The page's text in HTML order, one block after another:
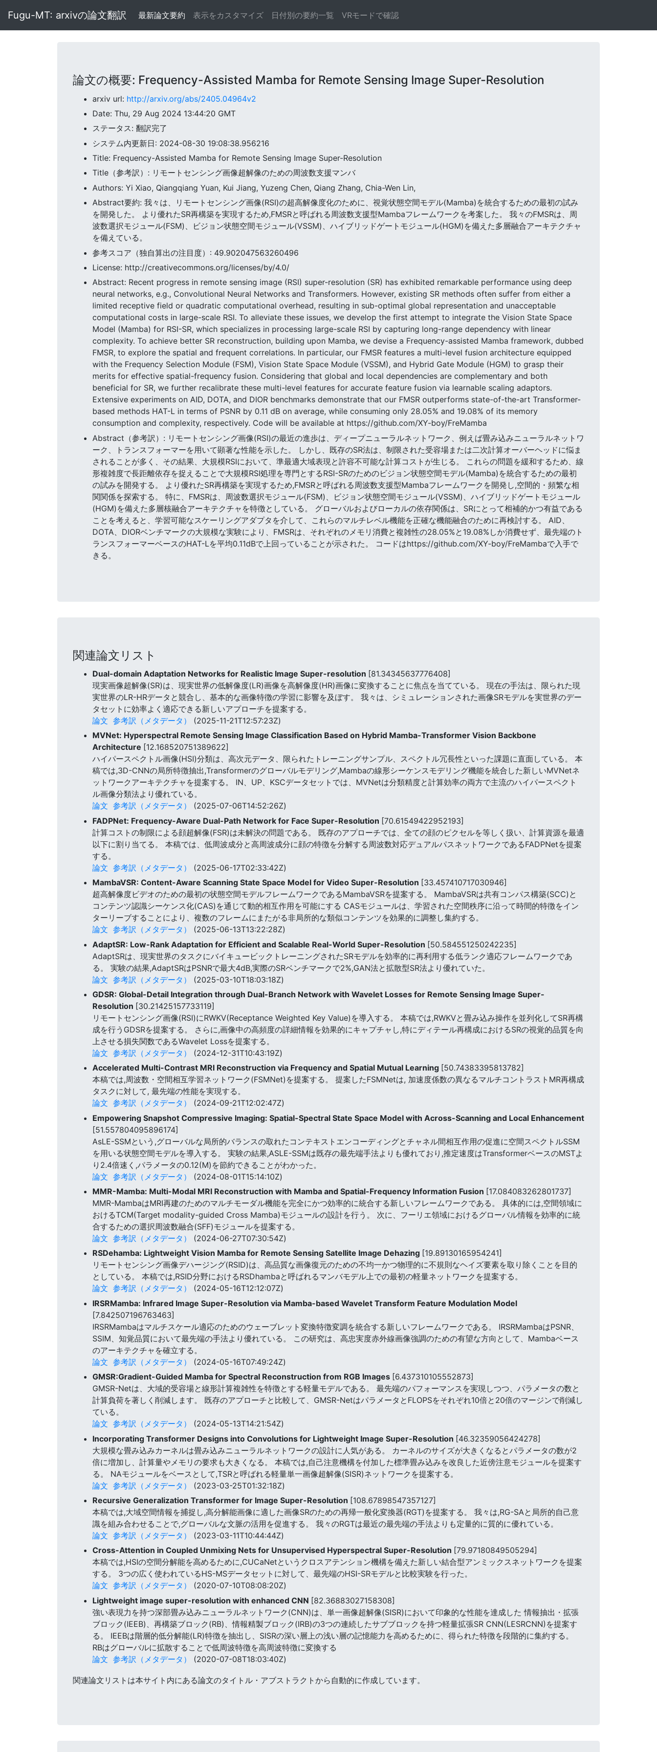
Fugu-MT: arxivの論文翻訳 最新論文要約 表示をカスタマイズ 日付別の要約一覧 VRモードで確認
論文の概要: Frequency-Assisted Mamba for Remote Sensing Image Super-Resolution
arxiv url: http://arxiv.org/abs/2405.04964v2
Date: Thu, 29 Aug 2024 13:44:20 GMT
ステータス: 翻訳完了
システム内更新日: 2024-08-30 19:08:38.956216
Title: Frequency-Assisted Mamba for Remote Sensing Image Super-Resolution
Title（参考訳）: リモートセンシング画像超解像のための周波数支援マンバ
Authors: Yi Xiao, Qiangqiang Yuan, Kui Jiang, Yuzeng Chen, Qiang Zhang, Chia-Wen Lin,
Abstract要約: 我々は、リモートセンシング画像(RSI)の超高解像度化のために、視覚状態空間モデル(Mamba)を統合するための最初の試み
を開発した。 より優れたSR再構築を実現するため,FMSRと呼ばれる周波数支援型Mambaフレームワークを考案した。 我々のFMSRは、周
波数選択モジュール(FSM)、ビジョン状態空間モジュール(VSSM)、ハイブリッドゲートモジュール(HGM)を備えた多層融合アーキテクチャ
を備えている。
参考スコア（独自算出の注目度）: 49.902047563260496
License: http://creativecommons.org/licenses/by/4.0/
Abstract: Recent progress in remote sensing image (RSI) super-resolution (SR) has exhibited remarkable performance using deep
neural networks, e.g., Convolutional Neural Networks and Transformers. However, existing SR methods often suffer from either a
limited receptive field or quadratic computational overhead, resulting in sub-optimal global representation and unacceptable
computational costs in large-scale RSI. To alleviate these issues, we develop the first attempt to integrate the Vision State Space
Model (Mamba) for RSI-SR, which specializes in processing large-scale RSI by capturing long-range dependency with linear
complexity. To achieve better SR reconstruction, building upon Mamba, we devise a Frequency-assisted Mamba framework, dubbed
FMSR, to explore the spatial and frequent correlations. In particular, our FMSR features a multi-level fusion architecture equipped
with the Frequency Selection Module (FSM), Vision State Space Module (VSSM), and Hybrid Gate Module (HGM) to grasp their
merits for effective spatial-frequency fusion. Considering that global and local dependencies are complementary and both
beneficial for SR, we further recalibrate these multi-level features for accurate feature fusion via learnable scaling adaptors.
Extensive experiments on AID, DOTA, and DIOR benchmarks demonstrate that our FMSR outperforms state-of-the-art Transformer-
based methods HAT-L in terms of PSNR by 0.11 dB on average, while consuming only 28.05% and 19.08% of its memory
consumption and complexity, respectively. Code will be available at https://github.com/XY-boy/FreMamba
Abstract（参考訳）: リモートセンシング画像(RSI)の最近の進歩は、ディープニューラルネットワーク、例えば畳み込みニューラルネットワ
ーク、トランスフォーマーを用いて顕著な性能を示した。 しかし、既存のSR法は、制限された受容場または二次計算オーバーヘッドに悩ま
されることが多く、その結果、大規模RSIにおいて、準最適大域表現と許容不可能な計算コストが生じる。 これらの問題を緩和するため、線
形複雑度で長距離依存を捉えることで大規模RSI処理を専門とするRSI-SRのためのビジョン状態空間モデル(Mamba)を統合するための最初
の試みを開発する。 より優れたSR再構築を実現するため,FMSRと呼ばれる周波数支援型Mambaフレームワークを開発し,空間的・頻繁な相
関関係を探索する。 特に、FMSRは、周波数選択モジュール(FSM)、ビジョン状態空間モジュール(VSSM)、ハイブリッドゲートモジュール
(HGM)を備えた多層核融合アーキテクチャを特徴としている。 グローバルおよびローカルの依存関係は、SRにとって相補的かつ有益である
ことを考えると、学習可能なスケーリングアダプタを介して、これらのマルチレベル機能を正確な機能融合のために再検討する。 AID、
DOTA、DIORベンチマークの大規模な実験により、FMSRは、それぞれのメモリ消費と複雑性の28.05%と19.08%しか消費せず、最先端のト
ランスフォーマーベースのHAT-Lを平均0.11dBで上回っていることが示された。 コードはhttps://github.com/XY-boy/FreMambaで入手で
きる。
関連論文リスト
Dual-domain Adaptation Networks for Realistic Image Super-resolution [81.34345637776408]
現実画像超解像(SR)は、現実世界の低解像度(LR)画像を高解像度(HR)画像に変換することに焦点を当てている。 現在の手法は、限られた現
実世界のLR-HRデータと競合し、基本的な画像特徴の学習に影響を及ぼす。 我々は、シミュレーションされた画像SRモデルを実世界のデー
タセットに効率よく適応できる新しいアプローチを提案する。
論文 参考訳（メタデータ）
(2025-11-21T12:57:23Z)
MVNet: Hyperspectral Remote Sensing Image Classification Based on Hybrid Mamba-Transformer Vision Backbone
Architecture [12.168520751389622]
ハイパースペクトル画像(HSI)分類は、高次元データ、限られたトレーニングサンプル、スペクトル冗長性といった課題に直面している。 本
稿では,3D-CNNの局所特徴抽出,Transformerのグローバルモデリング,Mambaの線形シーケンスモデリング機能を統合した新しいMVNetネ
ットワークアーキテクチャを提案する。 IN、UP、KSCデータセットでは、MVNetは分類精度と計算効率の両方で主流のハイパースペクト
ル画像分類法より優れている。
論文 参考訳（メタデータ）
(2025-07-06T14:52:26Z)
FADPNet: Frequency-Aware Dual-Path Network for Face Super-Resolution [70.61549422952193]
計算コストの制限による顔超解像(FSR)は未解決の問題である。 既存のアプローチでは、全ての顔のピクセルを等しく扱い、計算資源を最適
以下に割り当てる。 本稿では、低周波成分と高周波成分に顔の特徴を分解する周波数対応デュアルパスネットワークであるFADPNetを提案
する。
論文 参考訳（メタデータ）
(2025-06-17T02:33:42Z)
MambaVSR: Content-Aware Scanning State Space Model for Video Super-Resolution [33.457410717030946]
超高解像度ビデオのための最初の状態空間モデルフレームワークであるMambaVSRを提案する。 MambaVSRは共有コンパス構築(SCC)と
コンテンツ認識シーケンス化(CAS)を通じて動的相互作用を可能にする CASモジュールは、学習された空間秩序に沿って時間的特徴をイン
ターリーブすることにより、複数のフレームにまたがる非局所的な類似コンテンツを効果的に調整し集約する。
論文 参考訳（メタデータ）
(2025-06-13T13:22:28Z)
AdaptSR: Low-Rank Adaptation for Efficient and Scalable Real-World Super-Resolution [50.584551250242235]
AdaptSRは、現実世界のタスクにバイキュービックトレーニングされたSRモデルを効率的に再利用する低ランク適応フレームワークであ
る。 実験の結果,AdaptSRはPSNRで最大4dB,実際のSRベンチマークで2%,GAN法と拡散型SR法より優れていた。
論文 参考訳（メタデータ）
(2025-03-10T18:03:18Z)
GDSR: Global-Detail Integration through Dual-Branch Network with Wavelet Losses for Remote Sensing Image Super-
Resolution [30.21425157733119]
リモートセンシング画像(RSI)にRWKV(Receptance Weighted Key Value)を導入する。 本稿では,RWKVと畳み込み操作を並列化してSR再構
成を行うGDSRを提案する。 さらに,画像中の高頻度の詳細情報を効果的にキャプチャし,特にディテール再構成におけるSRの視覚的品質を向
上させる損失関数であるWavelet Lossを提案する。
論文 参考訳（メタデータ）
(2024-12-31T10:43:19Z)
Accelerated Multi-Contrast MRI Reconstruction via Frequency and Spatial Mutual Learning [50.74383395813782]
本稿では,周波数・空間相互学習ネットワーク(FSMNet)を提案する。 提案したFSMNetは, 加速度係数の異なるマルチコントラストMR再構成
タスクに対して, 最先端の性能を実現する。
論文 参考訳（メタデータ）
(2024-09-21T12:02:47Z)
Empowering Snapshot Compressive Imaging: Spatial-Spectral State Space Model with Across-Scanning and Local Enhancement
[51.557804095896174]
AsLE-SSMという,グローバルな局所的バランスの取れたコンテキストエンコーディングとチャネル間相互作用の促進に空間スペクトルSSM
を用いる状態空間モデルを導入する。 実験の結果,ASLE-SSMは既存の最先端手法よりも優れており,推定速度はTransformerベースのMSTよ
り2.4倍速く,パラメータの0.12(M)を節約できることがわかった。
論文 参考訳（メタデータ）
(2024-08-01T15:14:10Z)
MMR-Mamba: Multi-Modal MRI Reconstruction with Mamba and Spatial-Frequency Information Fusion [17.084083262801737]
MMR-MambaはMRI再建のためのマルチモーダル機能を完全にかつ効率的に統合する新しいフレームワークである。 具体的には,空間領域に
おけるTCM(Target modality-guided Cross Mamba)モジュールの設計を行う。 次に、フーリエ領域におけるグローバル情報を効率的に統
合するための選択周波数融合(SFF)モジュールを提案する。
論文 参考訳（メタデータ）
(2024-06-27T07:30:54Z)
RSDehamba: Lightweight Vision Mamba for Remote Sensing Satellite Image Dehazing [19.89130165954241]
リモートセンシング画像デハージング(RSID)は、高品質な画像復元のための不均一かつ物理的に不規則なヘイズ要素を取り除くことを目的
としている。 本稿では,RSID分野におけるRSDhambaと呼ばれるマンバモデル上での最初の軽量ネットワークを提案する。
論文 参考訳（メタデータ）
(2024-05-16T12:12:07Z)
IRSRMamba: Infrared Image Super-Resolution via Mamba-based Wavelet Transform Feature Modulation Model
[7.842507196763463]
IRSRMambaはマルチスケール適応のためのウェーブレット変換特徴変調を統合する新しいフレームワークである。 IRSRMambaはPSNR、
SSIM、知覚品質において最先端の手法より優れている。 この研究は、高忠実度赤外線画像強調のための有望な方向として、Mambaベース
のアーキテクチャを確立する。
論文 参考訳（メタデータ）
(2024-05-16T07:49:24Z)
GMSR:Gradient-Guided Mamba for Spectral Reconstruction from RGB Images [6.437310105552873]
GMSR-Netは、大域的受容場と線形計算複雑性を特徴とする軽量モデルである。 最先端のパフォーマンスを実現しつつ、パラメータの数と
計算負荷を著しく削減します。 既存のアプローチと比較して、GMSR-NetはパラメータとFLOPSをそれぞれ10倍と20倍のマージンで削減し
ている。
論文 参考訳（メタデータ）
(2024-05-13T14:21:54Z)
Incorporating Transformer Designs into Convolutions for Lightweight Image Super-Resolution [46.32359056424278]
大規模な畳み込みカーネルは畳み込みニューラルネットワークの設計に人気がある。 カーネルのサイズが大きくなるとパラメータの数が2
倍に増加し、計算量やメモリの要求も大きくなる。 本稿では,自己注意機構を付加した標準畳み込みを改良した近傍注意モジュールを提案す
る。 NAモジュールをベースとして,TSRと呼ばれる軽量単一画像超解像(SISR)ネットワークを提案する。
論文 参考訳（メタデータ）
(2023-03-25T01:32:18Z)
Recursive Generalization Transformer for Image Super-Resolution [108.67898547357127]
本稿では,大域空間情報を捕捉し,高分解能画像に適した画像SRのための再帰一般化変換器(RGT)を提案する。 我々は,RG-SAと局所的自己意
識を組み合わせることで,グローバルな文脈の活用を促進する。 我々のRGTは最近の最先端の手法よりも定量的に質的に優れている。
論文 参考訳（メタデータ）
(2023-03-11T10:44:44Z)
Cross-Attention in Coupled Unmixing Nets for Unsupervised Hyperspectral Super-Resolution [79.97180849505294]
本稿では,HSIの空間分解能を高めるために,CUCaNetというクロスアテンション機構を備えた新しい結合型アンミックスネットワークを提案
する。 3つの広く使われているHS-MSデータセットに対して、最先端のHSI-SRモデルと比較実験を行った。
論文 参考訳（メタデータ）
(2020-07-10T08:08:20Z)
Lightweight image super-resolution with enhanced CNN [82.36883027158308]
強い表現力を持つ深部畳み込みニューラルネットワーク(CNN)は、単一画像超解像(SISR)において印象的な性能を達成した 情報抽出・拡張
ブロック(IEEB)、再構築ブロック(RB)、情報精製ブロック(IRB)の3つの連続したサブブロックを持つ軽量拡張SR CNN(LESRCNN)を提案す
る。 IEEBは階層的低分解能(LR)特徴を抽出し、SISRの深い層上の浅い層の記憶能力を高めるために、得られた特徴を段階的に集約する。
RBはグローバルに拡散することで低周波特徴を高周波特徴に変換する
論文 参考訳（メタデータ） (2020-07-08T18:03:40Z)
関連論文リストは本サイト内にある論文のタイトル・アブストラクトから自動的に作成しています。